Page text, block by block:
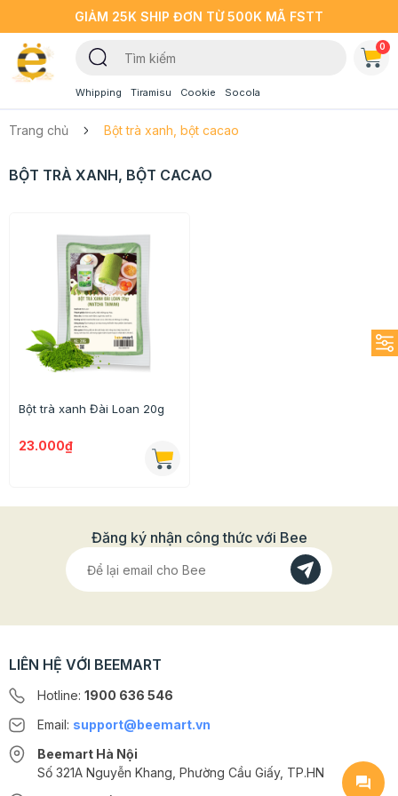
GIẢM 25K SHIP ĐƠN TỪ 500K MÃ FSTT
Whipping Tiramisu Cookie Socola
0
Trang chủ Bột trà xanh, bột cacao
BỘT TRÀ XANH, BỘT CACAO
Bột trà xanh Đài Loan 20g
23.000₫
Đăng ký nhận công thức với Bee
LIÊN HỆ VỚI BEEMART
Hotline: 1900 636 546
Email: support@beemart.vn
Beemart Hà Nội
Số 321A Nguyễn Khang, Phường Cầu Giấy, TP.HN